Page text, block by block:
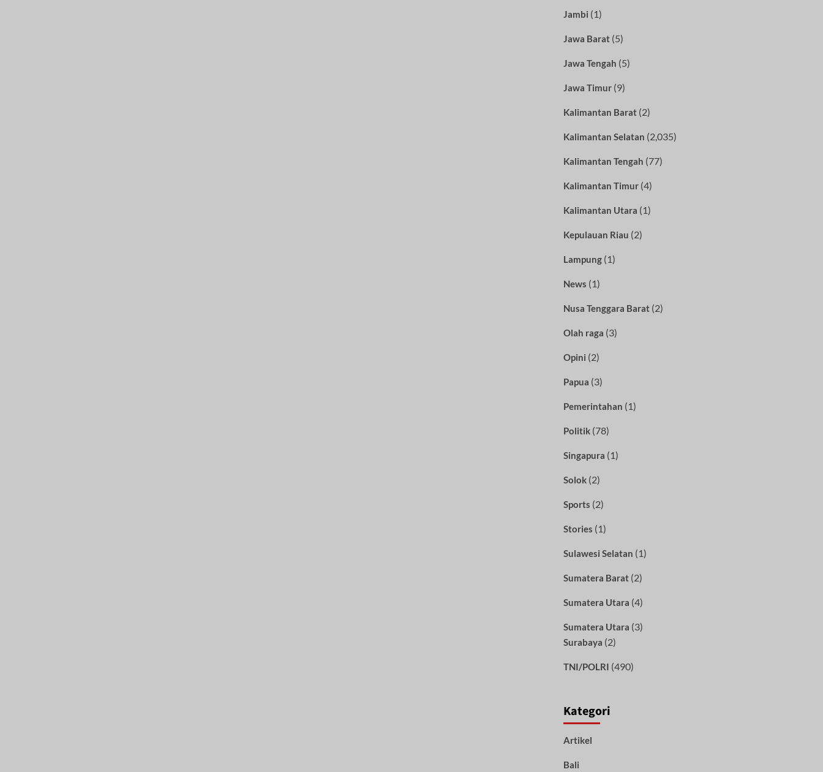
Jambi (1)
Jawa Barat(5)
Jawa Tengah (5)
Jawa Timur(9)
Kalimantan Barat(2)
Kalimantan Selatan (2,035)
Kalimantan Tengah (77)
Kalimantan Timur(4)
Kalimantan Utara (1)
Kepulauan Riau (2)
Lampung(1)
News (1)
Nusa Tenggara Barat(2)
Olah raga (3)
Opini (2)
Papua (3)
Pemerintahan (1)
Politik(78)
Singapura (1)
Solok(2)
Sports (2)
Stories (1)
Sulawesi Selatan (1)
Sumatera Barat(2)
Sumatera Utara (4)
Sumatera Utara (3)
Surabaya (2)
TNI/POLRI (490)
Kategori
Artikel
Bali